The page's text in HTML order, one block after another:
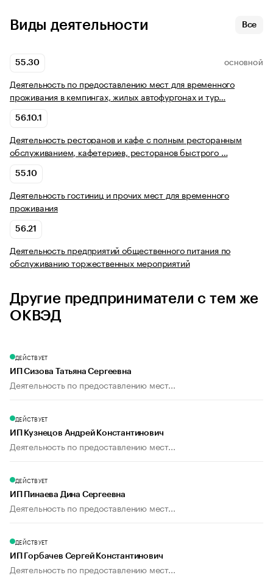
Виды деятельности Все
55.30 ОСНОВНОЙ
Деятельность по предоставлению мест для временного
проживания в кемпингах, жилых автофургонах и тур…
56.10.1
Деятельность ресторанов и кафе с полным ресторанным
обслуживанием, кафетериев, ресторанов быстрого …
55.10
Деятельность гостиниц и прочих мест для временного
проживания
56.21
Деятельность предприятий общественного питания по
обслуживанию торжественных мероприятий
Другие предприниматели с тем же
ОКВЭД
ДЕЙСТВУЕТ
ИП Сизова Татьяна Сергеевна
Деятельность по предоставлению мест...
ДЕЙСТВУЕТ
ИП Кузнецов Андрей Константинович
Деятельность по предоставлению мест...
ДЕЙСТВУЕТ
ИП Пинаева Дина Сергеевна
Деятельность по предоставлению мест...
ДЕЙСТВУЕТ
ИП Горбачев Сергей Константинович
Деятельность по предоставлению мест...